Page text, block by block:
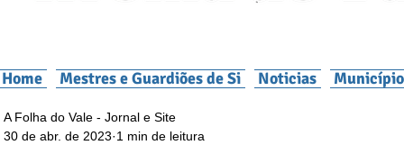
Home Mestres e Guardiões de Si Noticias
A Folha do Vale - Jornal e Site
30 de abr. de 2023 1 min de leitura